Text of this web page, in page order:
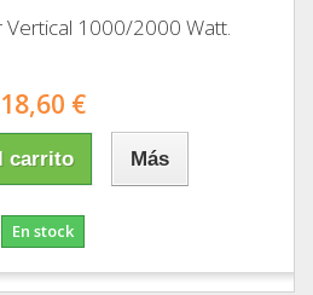
1000/2000 Watt.
18,60 €
carrito Más
En stock